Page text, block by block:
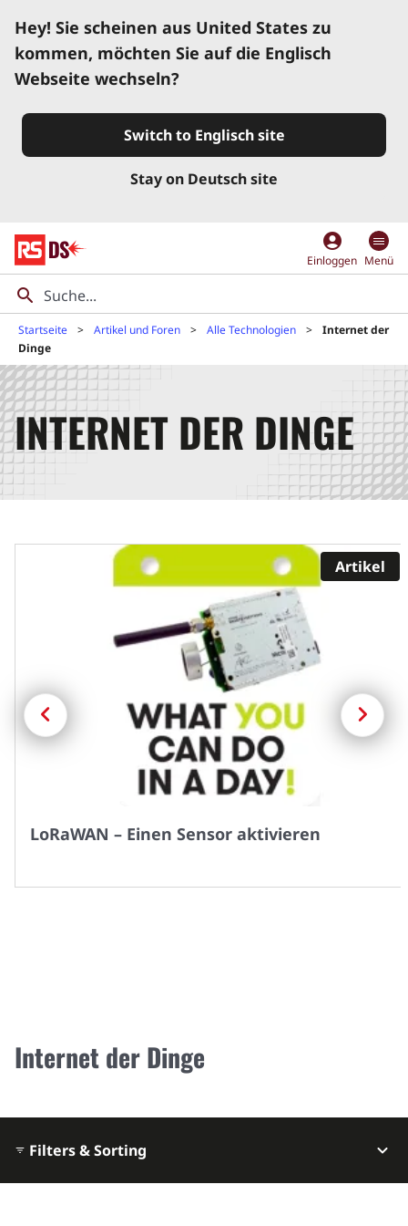
Hey! Sie scheinen aus United States zu
kommen, möchten Sie auf die Englisch
Webseite wechseln?
Switch to Englisch site
Stay on Deutsch site
account_circle
Einloggen Menü
Startseite Artikel und Foren Alle Technologien
Internet der
Dinge
INTERNET DER DINGE
Artikel
LoRaWAN – Einen Sensor aktivieren
Previous Next
Internet der Dinge
Filters & Sorting